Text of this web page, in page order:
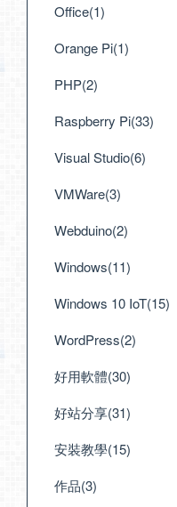
Office(1)
Orange Pi(1)
PHP(2)
Raspberry Pi(33)
Visual Studio(6)
VMWare(3)
Webduino(2)
Windows(11)
Windows 10 IoT(15)
WordPress(2)
好用軟體(30)
好站分享(31)
安裝教學(15)
作品(3)